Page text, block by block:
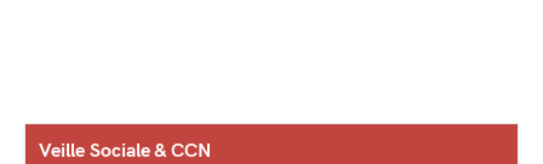
Veille Sociale & CCN